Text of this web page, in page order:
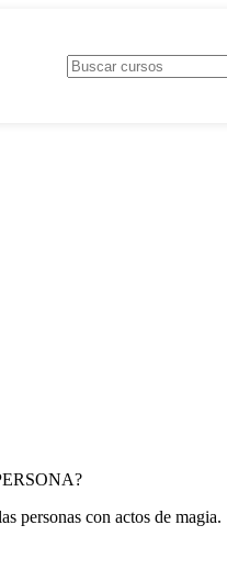
personas con actos de magia.